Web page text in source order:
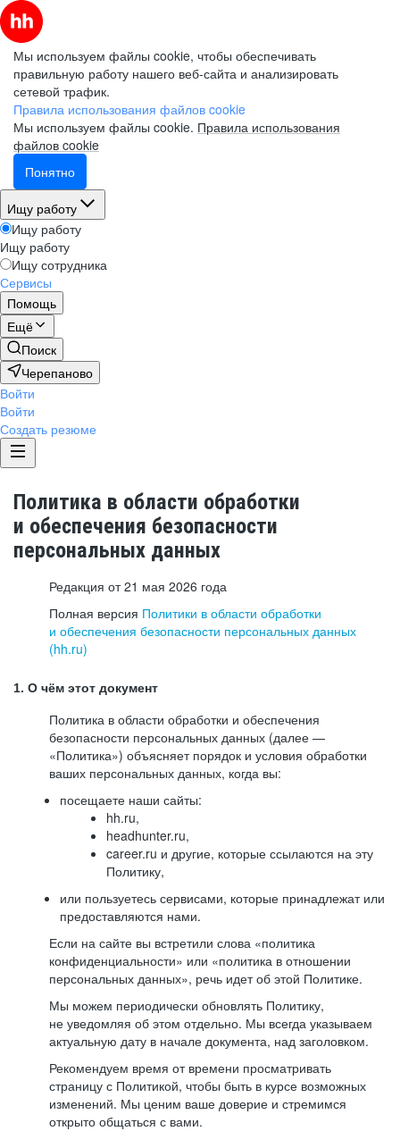
Мы используем файлы cookie, чтобы обеспечивать
правильную работу нашего веб-сайта и анализировать
сетевой трафик.
Правила использования файлов cookie
Мы используем файлы cookie. Правила использования
файлов cookie
Понятно
Ищу работу
Ищу работу
Ищу работу
Ищу сотрудника
Сервисы
Помощь
Ещё
Поиск
Черепаново
Войти
Войти
Создать резюме
Политика в области обработки
и обеспечения безопасности
персональных данных
Редакция от 21 мая 2026 года
Полная версия Политики в области обработки
и обеспечения безопасности персональных данных
(hh.ru)
1. О чём этот документ
Политика в области обработки и обеспечения
безопасности персональных данных (далее —
«Политика») объясняет порядок и условия обработки
ваших персональных данных, когда вы:
посещаете наши сайты:
hh.ru,
headhunter.ru,
career.ru и другие, которые ссылаются на эту
Политику,
или пользуетесь сервисами, которые принадлежат или
предоставляются нами.
Если на сайте вы встретили слова «политика
конфиденциальности» или «политика в отношении
персональных данных», речь идет об этой Политике.
Мы можем периодически обновлять Политику,
не уведомляя об этом отдельно. Мы всегда указываем
актуальную дату в начале документа, над заголовком.
Рекомендуем время от времени просматривать
страницу с Политикой, чтобы быть в курсе возможных
изменений. Мы ценим ваше доверие и стремимся
открыто общаться с вами.